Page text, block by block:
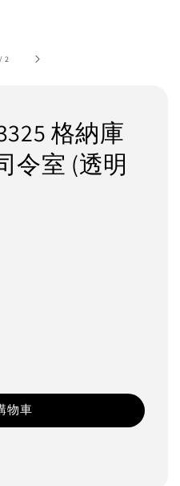
/2
格納庫
令室 (透明
物車